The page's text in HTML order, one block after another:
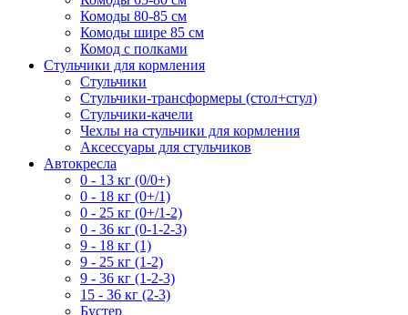
Комоды 80-85 см
Комоды шире 85 см
Комод с полками
Стульчики для кормления
Стульчики
Стульчики-трансформеры (стол+стул)
Стульчики-качели
Чехлы на стульчики для кормления
Аксессуары для стульчиков
Автокресла
0 - 13 кг (0/0+)
0 - 18 кг (0+/1)
0 - 25 кг (0+/1-2)
0 - 36 кг (0-1-2-3)
9 - 18 кг (1)
9 - 25 кг (1-2)
9 - 36 кг (1-2-3)
15 - 36 кг (2-3)
Бустер